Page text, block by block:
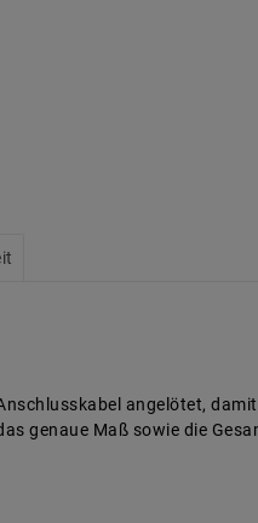
angelötet,
genaue Maß sowie die